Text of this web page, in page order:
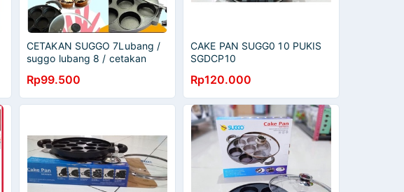
CETAKAN SUGGO 7Lubang /
suggo lubang 8 / cetakan
Rp99.500
CAKE PAN SUGG0 10 PUKIS
SGDCP10
Rp120.000